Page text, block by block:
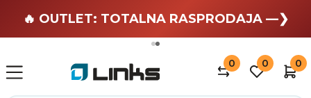
🏄 Zaslužuješ odmor —❯
🔥 OUTLET: TOTALNA RASPRODAJA —❯
0 0 0